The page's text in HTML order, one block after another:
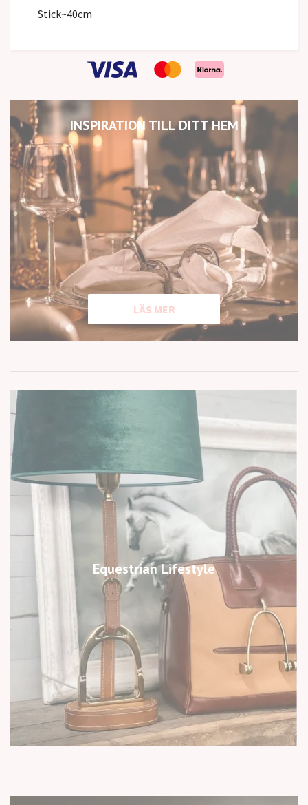
INSPIRATION TILL DITT HEM
LÄS MER
Equestrian Lifestyle
Stick~40cm